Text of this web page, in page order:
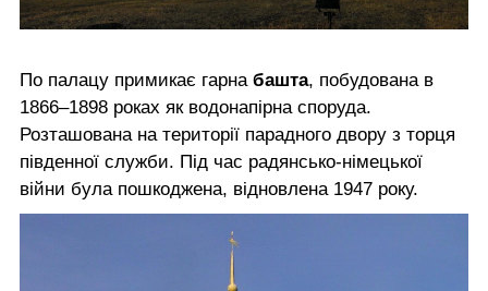
По палацу примикає гарна башта, побудована в
1866–1898 роках як водонапірна споруда.
Розташована на території парадного двору з торця
південної служби. Під час радянсько-німецької
війни була пошкоджена, відновлена 1947 року.